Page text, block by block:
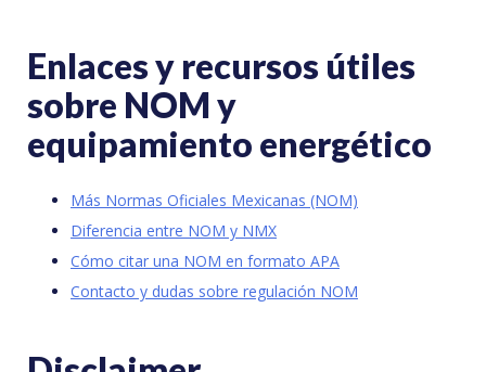
Enlaces y recursos útiles
sobre NOM y
equipamiento energético
Más Normas Oficiales Mexicanas (NOM)
Diferencia entre NOM y NMX
Cómo citar una NOM en formato APA
Contacto y dudas sobre regulación NOM